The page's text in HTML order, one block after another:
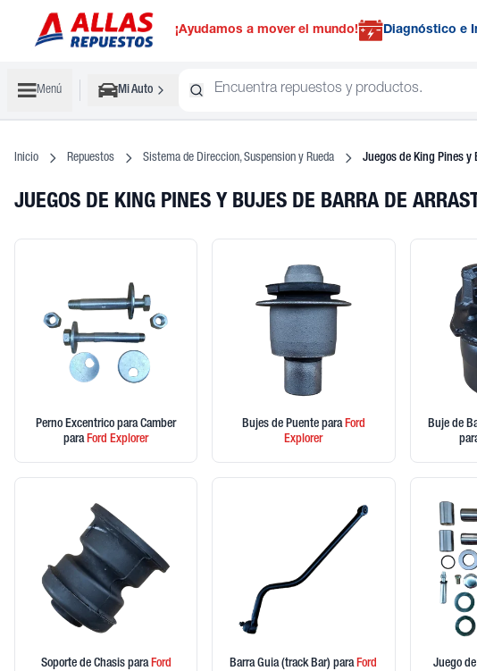
¡Ayudamos a mover el mundo! Diagnóstico e
Menú Mi Auto
Inicio Repuestos Sistema de Direccion, Suspension y Rueda Juegos de King Pines y
JUEGOS DE KING PINES Y BUJES DE BARRA DE
Perno Excentrico para Camber
paraFord Explorer
Bujes de Puente paraFord
Explorer
Buje de
Soporte de Chasis para Ford
Barra Guia (track Bar)para Ford
Juego